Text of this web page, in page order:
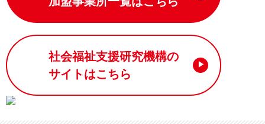
社会福祉支援研究機構の
サイトはこちら